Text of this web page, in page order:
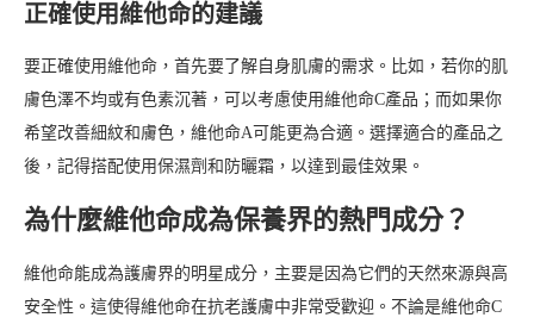
正確使用維他命的建議
要正確使用維他命，首先要了解自身肌膚的需求。比如，若你的肌
膚色澤不均或有色素沉著，可以考慮使用維他命C產品；而如果你
希望改善細紋和膚色，維他命A可能更為合適。選擇適合的產品之
後，記得搭配使用保濕劑和防曬霜，以達到最佳效果。
為什麼維他命成為保養界的熱門成分？
維他命能成為護膚界的明星成分，主要是因為它們的天然來源與高
安全性。這使得維他命在抗老護膚中非常受歡迎。不論是維他命C